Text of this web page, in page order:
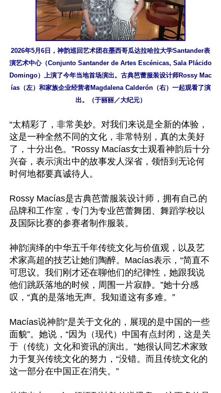
2026年5月6日，神韵巡回艺术团在墨西哥瓜达拉哈拉大学Santander表
演艺术中心（Conjunto Santander de Artes Escénicas, Sala Plácido
Domingo）上演了今年当地首场演出。古典芭蕾服装设计师Rossy Mac
ías（左）和家族企业经营者Magdalena Calderón（右）一起观看了演
出。（于丽丽／大纪元）
“太精彩了，非常美妙。对我们来说是全新的体验，
这是一种全然不同的文化，非常特别，真的太美好
了，十分出色。”Rossy Macías女士观看神韵后十分
兴奋，表示演出中的故事发人深省，领悟到无论何
时何地都要真诚待人。
Rossy Macías是古典芭蕾服装设计师，拥有自己的
品牌和工作室，专门为专业芭蕾舞团、舞蹈学校以
及国际比赛的参赛者制作服装。
神韵演绎的中华五千年传统文化与价值观，以及艺
术家高超的技艺让她们陶醉。Macías表示，“简直不
可思议。我们刚才还在聊他们的纪律性，她跟我说
他们跳跃落地的时候，周围一片寂静。”她十分感
叹，“真的是落地无声。我知道这有多难。”
Macías说神韵“是关于文化的，展现的是中国的一些
面貌”。她说，“因为（现代）中国有点封闭，这是关
于（传统）文化和资讯的演出。”她很认同艺术家致
力于复兴传统文化的努力，“没错。而且传统文化的
这一部分在中国正在消失。”